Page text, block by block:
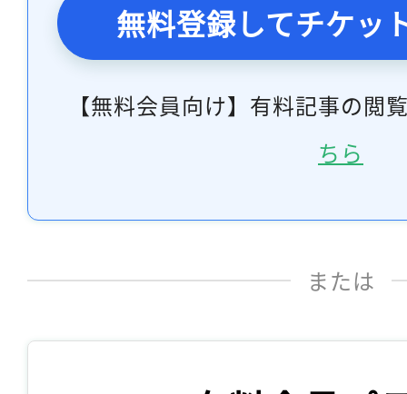
無料登録してチケッ
【無料会員向け】有料記事の閲
ちら
または